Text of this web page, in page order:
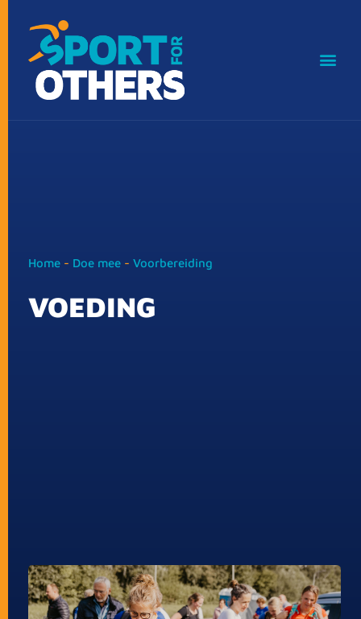
Home - Doe mee - Voorbereiding
VOEDING